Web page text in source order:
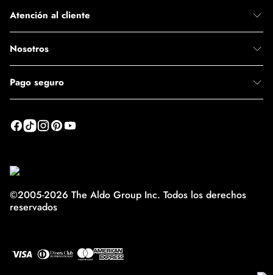
Atención al cliente
Nosotros
Pago seguro
©2005-2026 The Aldo Group Inc. Todos los derechos
reservados